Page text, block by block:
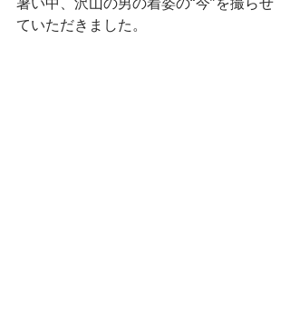
ていただきました。